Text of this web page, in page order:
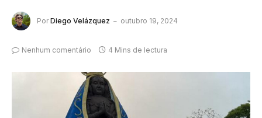
Por Diego Velázquez outubro 19, 2024
Nenhum comentário 4 Mins de lectura